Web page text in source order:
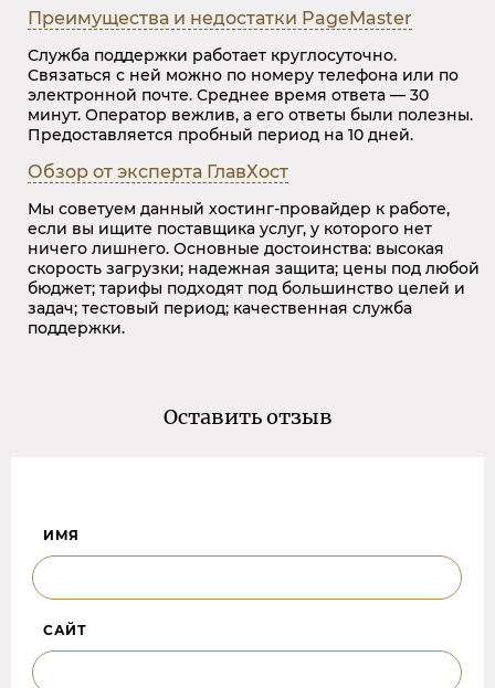
Преимущества и недостатки PageMaster
Служба поддержки работает круглосуточно.
Связаться с ней можно по номеру телефона или по
электронной почте. Среднее время ответа — 30
минут. Оператор вежлив, а его ответы были полезны.
Предоставляется пробный период на 10 дней.
Обзор от эксперта ГлавХост
Мы советуем данный хостинг-провайдер к работе,
если вы ищите поставщика услуг, у которого нет
ничего лишнего. Основные достоинства: высокая
скорость загрузки; надежная защита; цены под любой
бюджет; тарифы подходят под большинство целей и
задач; тестовый период; качественная служба
поддержки.
Оставить отзыв
ИМЯ
САЙТ